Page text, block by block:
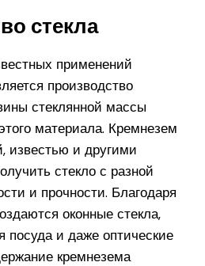
стекла
применений
производство
стеклянной массы
материала. Кремнезем
известью и другими
стекло с разной
и прочности. Благодаря
оконные стекла,
посуда и даже оптические
кремнезема